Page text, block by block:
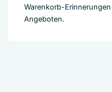
Warenkorb-
Angeboten.